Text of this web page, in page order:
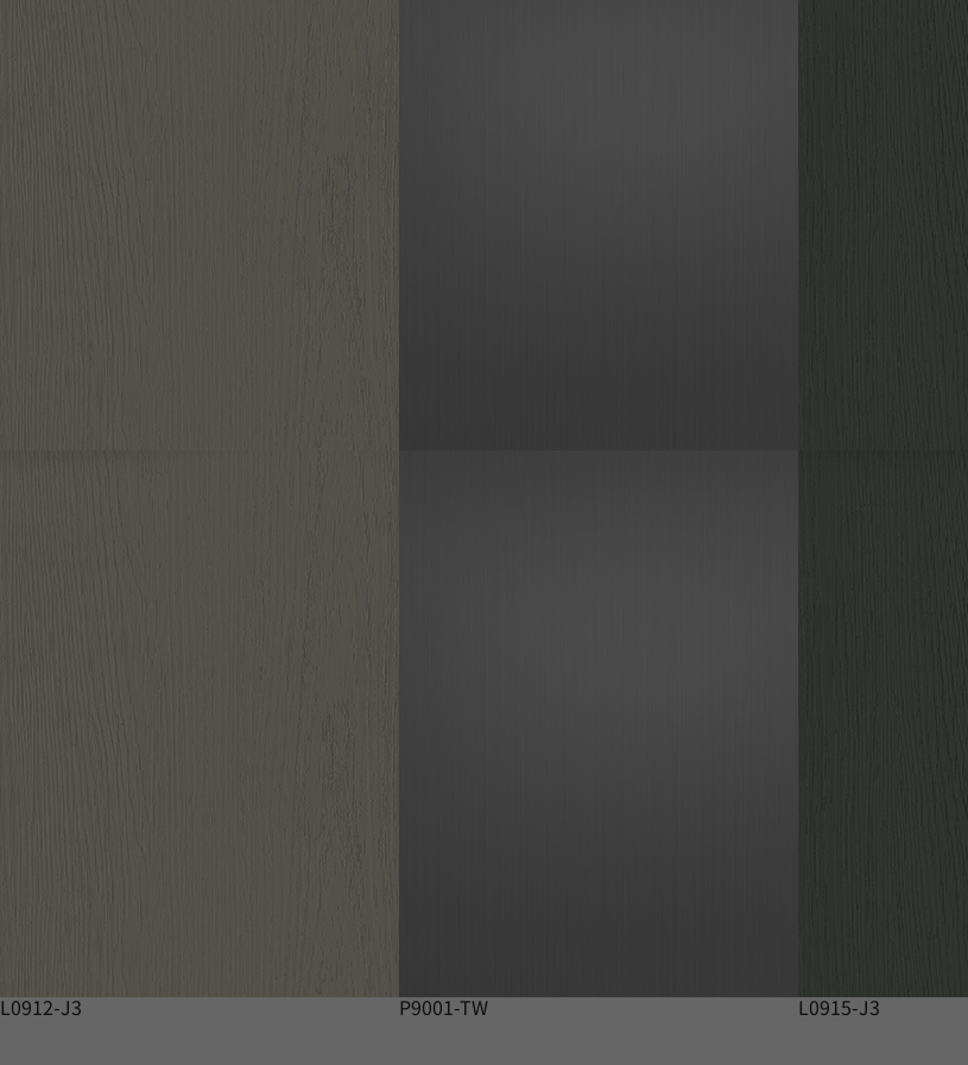
L0912-J3 P9001-TW L0915-J3